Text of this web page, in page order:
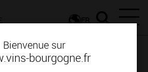
Bienvenue sur
bourgogne.fr
FR
Femmes et hommes passionnés